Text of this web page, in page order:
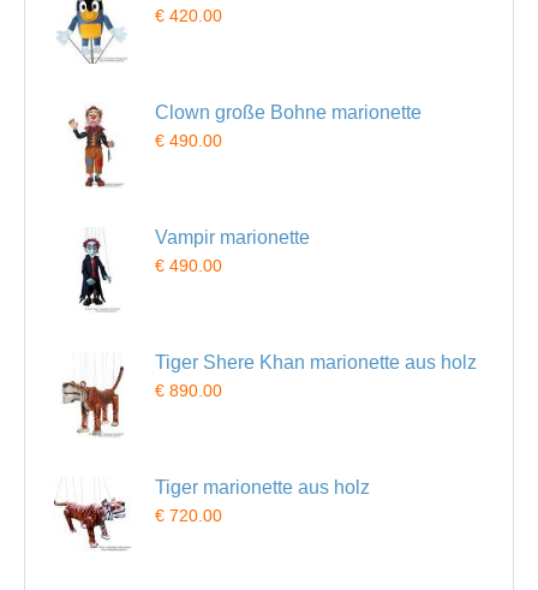
€ 420.00
Clown große Bohne marionette
€ 490.00
Vampir marionette
€ 490.00
Tiger Shere Khan marionette aus holz
€ 890.00
Tiger marionette aus holz
€ 720.00